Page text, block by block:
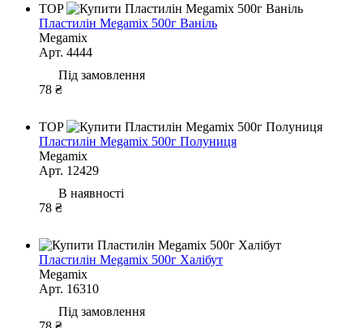
TOP
Пластилін Megamix 500г Ваніль
Megamix
Арт. 4444
Під замовлення
78 ₴
TOP
Пластилін Megamix 500г Полуниця
Megamix
Арт. 12429
В наявності
78 ₴
Пластилін Megamix 500г Халібут
Megamix
Арт. 16310
Під замовлення